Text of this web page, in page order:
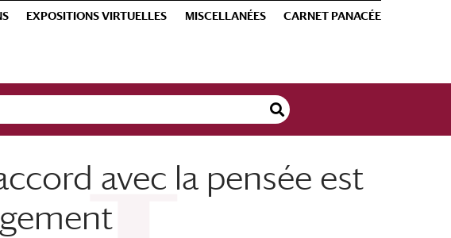
EXPOSITIONS VIRTUELLES MISCELLANÉES CARNET PANACÉE
avec la pensée est